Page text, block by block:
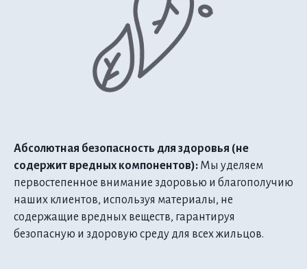
Абсолютная безопасность для здоровья (не
содержит вредных компонентов): Мы уделяем
первостепенное внимание здоровью и благополучию
наших клиентов, используя материалы, не
содержащие вредных веществ, гарантируя
безопасную и здоровую среду для всех жильцов.